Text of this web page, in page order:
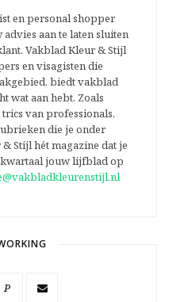
en personal shopper
aan te laten sluiten
Vakblad Kleur & Stijl
en visagisten die
biedt vakblad
wat aan hebt. Zoals
van professionals,
die je onder
Stijl hét magazine dat je
jouw lijfblad op
P